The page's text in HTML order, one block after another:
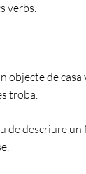
verbs.
objecte de casa
troba.
de descriure un